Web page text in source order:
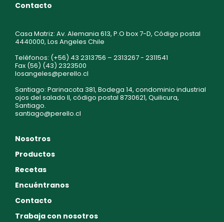
Contacto
Casa Matriz: Av. Alemania 613, P.O box 7-D, Código postal
4440000, Los Angeles Chile
Teléfonos: (+56) 43 2313756 – 2313267 - 2311541
Fax (56) (43) 2323500
losangeles@perello.cl
Santiago: Parinacota 381, Bodega 14, condominio industrial
ojos del salado II, código postal 8730621, Quilicura,
Santiago.
santiago@perello.cl
Nosotros
Productos
Recetas
Encuéntranos
Contacto
Trabaja con nosotros